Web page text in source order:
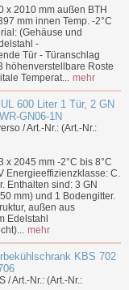
x 2010 mm außen BTH
mm innen Temp. -2°C
(Gehäuse und
-
Tür - Türanschlag
höhenverstellbare Roste
Temperat... mehr
600 Liter 1 Tür, 2 GN
GN06-1N
/ Art.-Nr.: (Art.-Nr.:
x 2045 mm -2°C bis 8°C
Energieeffizienzklasse: C.
Enthalten sind: 3 GN
mm) und 1 Bodengitter.
außen aus
Edelstahl
mehr
KBS 702
/ Art.-Nr.: (Art.-Nr.: